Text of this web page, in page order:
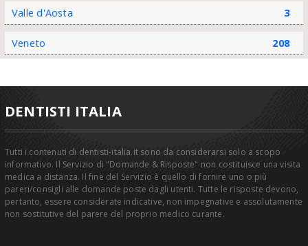
Valle d'Aosta 3
Veneto 208
DENTISTI ITALIA
Tutti i contenuti di dentisti-italia.it sono da considerarsi solo a scopo
informativo. Il Servizio di "Domande & Risposte" non costituisce una visita
medica a distanza. Il fine del Servizio è quello di fornire uno o più
pareri/consigli alle domande poste dagli utenti. Tutte le risposte devono,
pertanto, essere considerate indicative, non impegnative e assolutamente
non sostitutive del parere del proprio medico curante.